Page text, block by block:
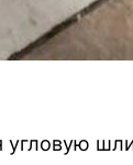
угловую